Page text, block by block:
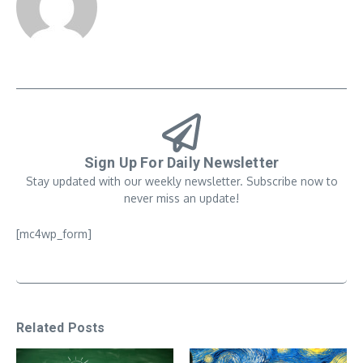
Sign Up For Daily Newsletter
Stay updated with our weekly newsletter. Subscribe now to
never miss an update!
[mc4wp_form]
Related Posts